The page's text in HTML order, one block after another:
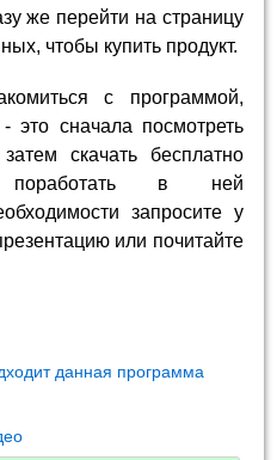
же перейти на страницу
чтобы купить продукт.
с программой,
сначала посмотреть
скачать бесплатно
в ней
запросите у
или почитайте
данная программа